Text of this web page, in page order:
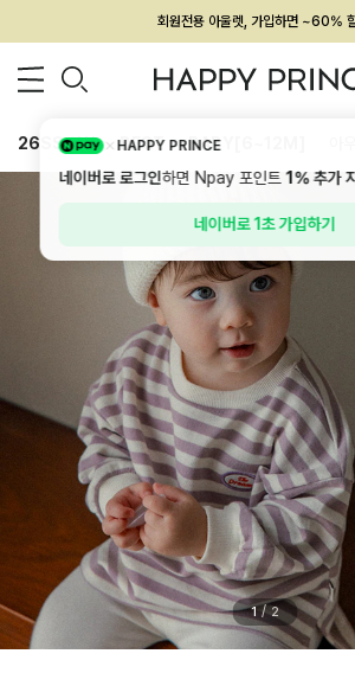
회원전용 아울렛, 가입하면 ~60%
멤버십 최대 28,000원 혜택
26SS 신상 BEST BABY[6~12M]
1 / 2
HAPPY PRINCE
네이버로 로그인하면 Npay 포인트1%추가
네이버로 1초 가입하기